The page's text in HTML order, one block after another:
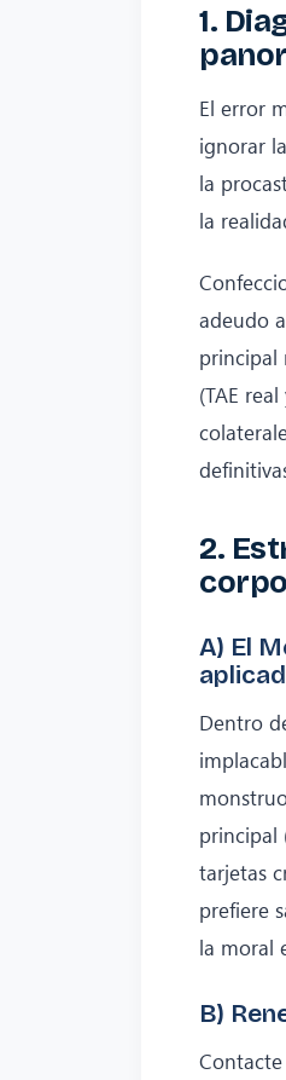
1.
El error
ignorar
la
la
adeudo
principal
(TAE
2.
A) El
Dentro
principal
tarjetas
prefiere
la moral
B)